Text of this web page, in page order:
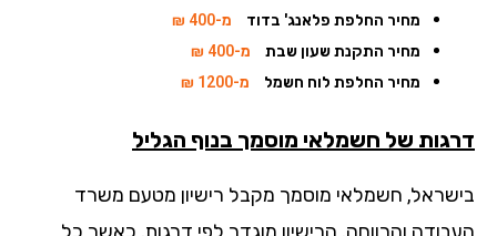
מחיר החלפת פלאנג' בדוד
מ-400 ₪
מחיר התקנת שעון שבת
מ-400 ₪
מחיר החלפת לוח חשמל
מ-1200 ₪
של חשמלאי מוסמך בנוף הגליל
חשמלאי מוסמך מקבל רישיון מטעם משרד
והרווחה. הרישיון מוגדר לפי דרגות, כאשר כל